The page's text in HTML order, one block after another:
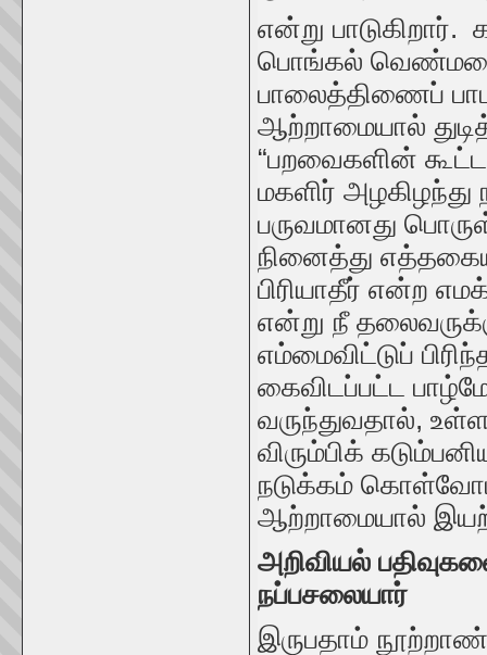
என்று பாடுகிறார்.
பொங்கல்
பாலைத்திணைப்
ஆற்றாமையால்
“பறவைகளின்
மகளிர் அழகிழந்து
பருவமானது
நினைத்து
பிரியாதீர் என்ற
என்று நீ
எம்மைவிட்டுப்
கைவிடப்பட்ட
வருந்துவதால்,
விரும்பிக்
நடுக்கம் கொள்வோம்
ஆற்றாமையால்
அறிவியல்
நப்பசலையார்
இருபதாம்